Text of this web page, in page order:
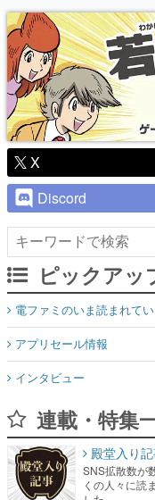
X
Discord
ピックアッ
電ファミのいま読まれて
アプリセール情報
インタビュー
連載・特集
殿堂入り
SNS拡散数が
くの人々に読